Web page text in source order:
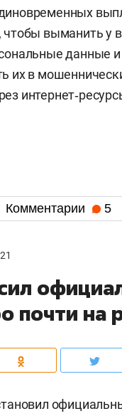
чтобы выманить у
данные и
их в
Комментарии 5
почти на